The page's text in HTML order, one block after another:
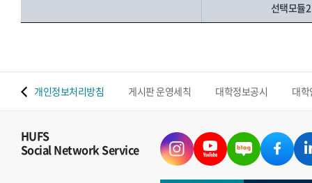
선택모듈2
개인정보처리방침 게시판 운영세칙 대학정보공시 대
HUFS
Social Network Service